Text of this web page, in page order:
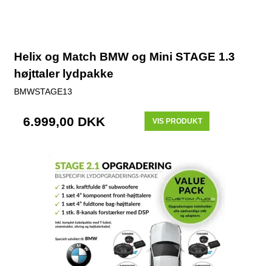
Helix og Match BMW og Mini STAGE 1.3
højttaler lydpakke
BMWSTAGE13
6.999,00 DKK VIS PRODUKT